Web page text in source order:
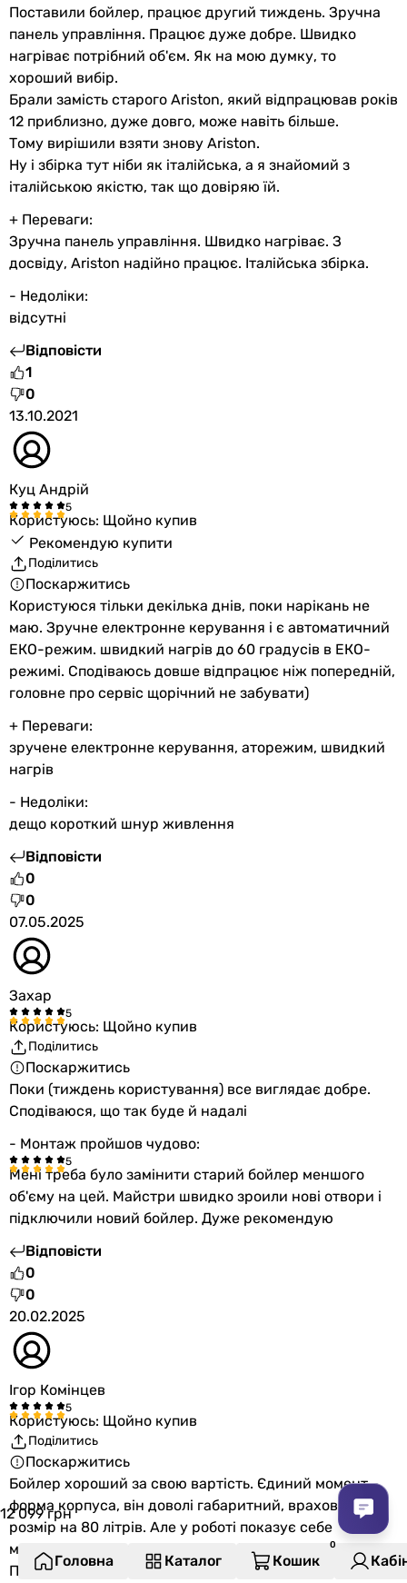
Поставили бойлер, працює другий тиждень. Зручна
панель управління. Працює дуже добре. Швидко
нагріває потрібний об'єм. Як на мою думку, то
хороший вибір.
Брали замість старого Ariston, який відпрацював років
12 приблизно, дуже довго, може навіть більше.
Тому вирішили взяти знову Ariston.
Ну і збірка тут ніби як італійська, а я знайомий з
італійською якістю, так що довіряю їй.
+ Переваги:
Зручна панель управління. Швидко нагріває. З
досвіду, Ariston надійно працює. Італійська збірка.
- Недоліки:
відсутні
Відповісти
1
0
13.10.2021
Куц Андрій
Користуюсь: Щойно купив
Рекомендую купити
Поділитись
Поскаржитись
Користуюся тільки декілька днів, поки нарікань не
маю. Зручне електронне керування і є автоматичний
ЕКО-режим. швидкий нагрів до 60 градусів в ЕКО-
режимі. Сподіваюсь довше відпрацює ніж попередній,
головне про сервіс щорічний не забувати)
+ Переваги:
зручене електронне керування, аторежим, швидкий
нагрів
- Недоліки:
дещо короткий шнур живлення
Відповісти
0
0
07.05.2025
Захар
Користуюсь: Щойно купив
Поділитись
Поскаржитись
Поки (тиждень користування) все виглядає добре.
Сподіваюся, що так буде й надалі
- Монтаж пройшов чудово:
Мені треба було замінити старий бойлер меншого
об'єму на цей. Майстри швидко зроили нові отвори і
підключили новий бойлер. Дуже рекомендую
Відповісти
0
0
20.02.2025
Ігор Комінцев
Користуюсь: Щойно купив
Поділитись
Поскаржитись
Бойлер хороший за свою вартість. Єдиний момент -
форма корпуса, він доволі габаритний, враховуючи
розмір на 80 літрів. Але у роботі показує себе
молодцем. Кріплення підійшли від минулого бойлера.
Підключення і налаштування роботи пройшли легко
12 099грн
Головна Каталог Кошик